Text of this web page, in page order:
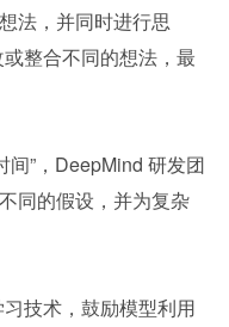
法，并同时进行思
整合不同的想法，最
间”，DeepMind 研发团
同的假设，并为复杂
技术，鼓励模型利用